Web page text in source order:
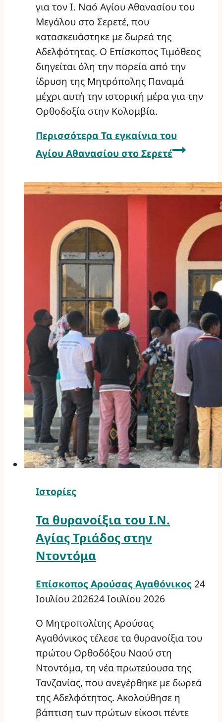
για τον Ι. Ναό Αγίου Αθανασίου του
Μεγάλου στο Σερετέ, που
κατασκευάστηκε με δωρεά της
Αδελφότητας. Ο Επίσκοπος Τιμόθεος
διηγείται όλη την πορεία από την
ίδρυση της Μητρόπολης Παναμά
μέχρι αυτή την ιστορική μέρα για την
Ορθοδοξία στην Κολομβία.
Περισσότερα Τα εγκαίνια του
Αγίου Αθανασίου στο Σερετέ
Ιστορίες
Τα θυρανοίξια του Ι.Ν.
Αγίας Τριάδος στην
Ντοντόμα
Επίσκοπος Αρούσας Αγαθόνικος 24
Ιουλίου 202624 Ιουλίου 2026
Ο Μητροπολίτης Αρούσας
Αγαθόνικος τέλεσε τα θυρανοίξια του
πρώτου Ορθοδόξου Ναού στη
Ντοντόμα, τη νέα πρωτεύουσα της
Τανζανίας, που ανεγέρθηκε με δωρεά
της Αδελφότητος. Ακολούθησε η
βάπτιση των πρώτων είκοσι πέντε